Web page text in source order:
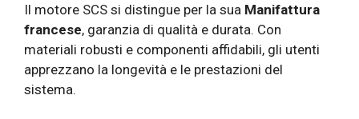
Il motore SCS si distingue per la sua Manifattura
francese, garanzia di qualità e durata. Con
materiali robusti e componenti affidabili, gli utenti
apprezzano la longevità e le prestazioni del
sistema.